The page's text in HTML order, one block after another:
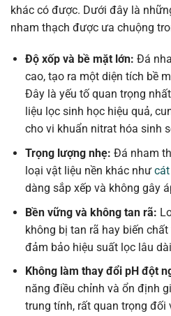
khác có được. Dưới đây là
nham thạch được ưa chuộng
Độ xốp và bề mặt lớn: Đá
cao, tạo ra một diện tích bề
Đây là yếu tố quan trọng
liệu lọc sinh học hiệu quả,
cho vi khuẩn nitrat hóa sinh
Trọng lượng nhẹ: Đá nham
loại vật liệu nền khác như
dàng sắp xếp và không gây
Bền vững và không tan rã:
không bị tan rã hay biến
đảm bảo hiệu suất lọc lâu
Không làm thay đổi pH đột
năng điều chỉnh và ổn định
trung tính, rất quan trọng đối